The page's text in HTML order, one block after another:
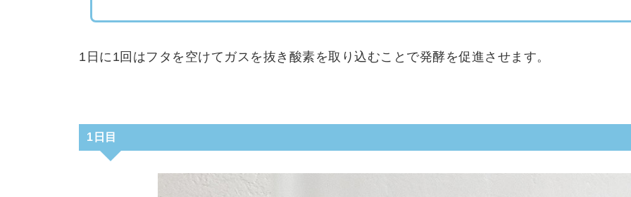
1日に1回はフタを空けてガスを抜き酸素を取り込むことで発酵を促進させます。
1日目